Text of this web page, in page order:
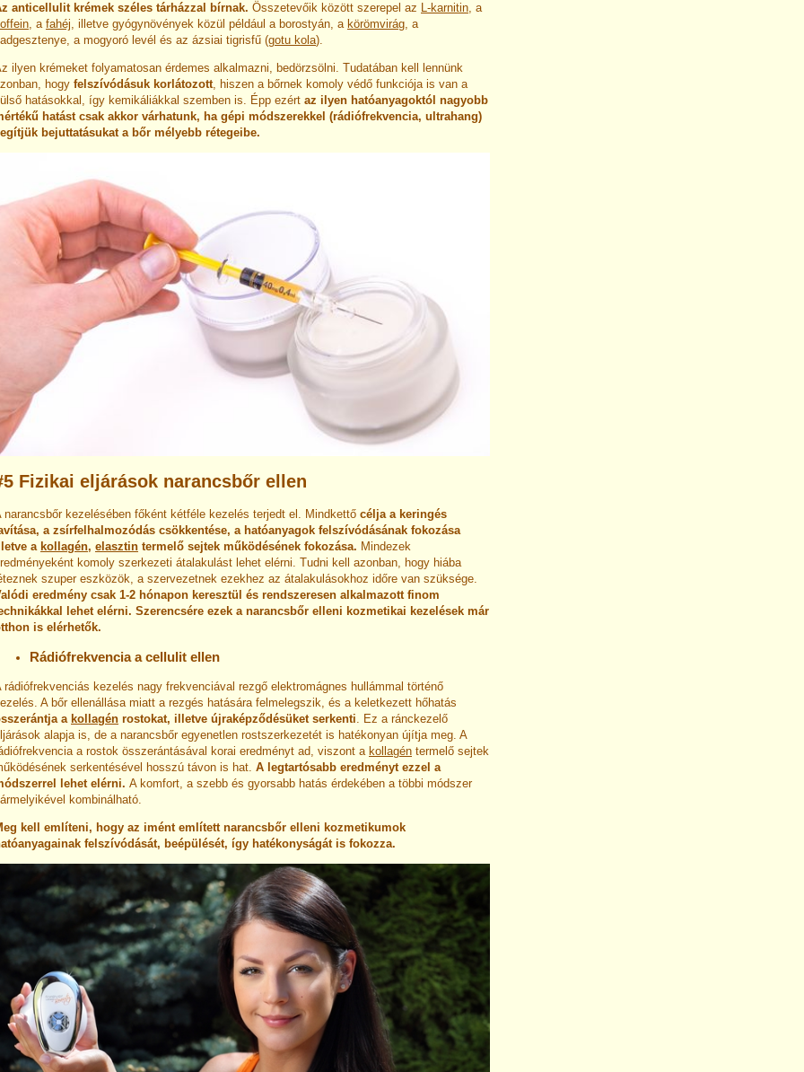
anticellulit krémek széles tárházzal bírnak. Összetevőik között szerepel az L-karnitin, a
, a fahéj, illetve gyógynövények közül például a borostyán, a körömvirág, a
a mogyoró levél és az ázsiai tigrisfű (gotu kola).
ilyen krémeket folyamatosan érdemes alkalmazni, bedörzsölni. Tudatában kell lennünk
hogy felszívódásuk korlátozott, hiszen a bőrnek komoly védő funkciója is van a
hatásokkal, így kemikáliákkal szemben is. Épp ezért az ilyen hatóanyagoktól nagyobb
hatást csak akkor várhatunk, ha gépi módszerekkel (rádiófrekvencia, ultrahang)
bejuttatásukat a bőr mélyebb rétegeibe.
Fizikai eljárások narancsbőr ellen
narancsbőr kezelésében főként kétféle kezelés terjedt el. Mindkettő célja a keringés
a zsírfelhalmozódás csökkentése, a hatóanyagok felszívódásának fokozása
a kollagén, elasztin termelő sejtek működésének fokozása. Mindezek
komoly szerkezeti átalakulást lehet elérni. Tudni kell azonban, hogy hiába
szuper eszközök, a szervezetnek ezekhez az átalakulásokhoz időre van szüksége.
eredmény csak 1-2 hónapon keresztül és rendszeresen alkalmazott finom
lehet elérni. Szerencsére ezek a narancsbőr elleni kozmetikai kezelések már
is elérhetők.
Rádiófrekvencia a cellulit ellen
rádiófrekvenciás kezelés nagy frekvenciával rezgő elektromágnes hullámmal történő
A bőr ellenállása miatt a rezgés hatására felmelegszik, és a keletkezett hőhatás
a kollagén rostokat, illetve újraképződésüket serkenti. Ez a ránckezelő
alapja is, de a narancsbőr egyenetlen rostszerkezetét is hatékonyan újítja meg. A
a rostok összerántásával korai eredményt ad, viszont a kollagén termelő sejtek
serkentésével hosszú távon is hat. A legtartósabb eredményt ezzel a
lehet elérni. A komfort, a szebb és gyorsabb hatás érdekében a többi módszer
kombinálható.
kell említeni, hogy az imént említett narancsbőr elleni kozmetikumok
felszívódását, beépülését, így hatékonyságát is fokozza.